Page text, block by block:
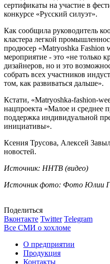
сертификаты на участие в
конкурсе «Русский силуэт».
Как сообщила руководитель
кластера легкой
продюсер «Matryoshka Fashion
мероприятие - это «не только
дизайнеров, но и это
собрать всех участников
том, как развиваться дальше».
Кстати, «Matryoshka-fashion-
нацпроекта «Малое и среднее
поддержка индивидуальной
инициативы».
Ксения Трусова, Алексей
новостей.
Источник: ННТВ (видео)
Источник фото: Фото Юлии
Поделиться
Вконтакте Twitter Telegram
Все СМИ о хохломе
О предприятии
Продукция
Контакты